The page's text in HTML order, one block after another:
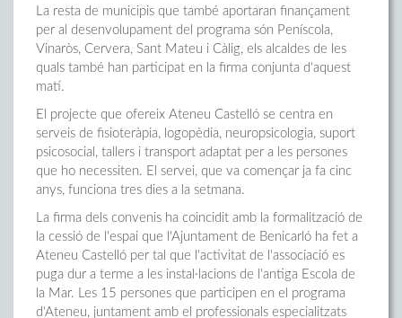
La resta de municipis que també aportaran finançament
per al desenvolupament del programa són Peníscola,
Vinaròs, Cervera, Sant Mateu i Càlig, els alcaldes de les
quals també han participat en la firma conjunta d'aquest
matí.
El projecte que ofereix Ateneu Castelló se centra en
serveis de fisioteràpia, logopèdia, neuropsicologia, suport
psicosocial, tallers i transport adaptat per a les persones
que ho necessiten. El servei, que va començar ja fa cinc
anys, funciona tres dies a la setmana.
La firma dels convenis ha coincidit amb la formalització de
la cessió de l'espai que l'Ajuntament de Benicarló ha fet a
Ateneu Castelló per tal que l'activitat de l'associació es
puga dur a terme a les instal·lacions de l'antiga Escola de
la Mar. Les 15 persones que participen en el programa
d'Ateneu, juntament amb el professionals especialitzats